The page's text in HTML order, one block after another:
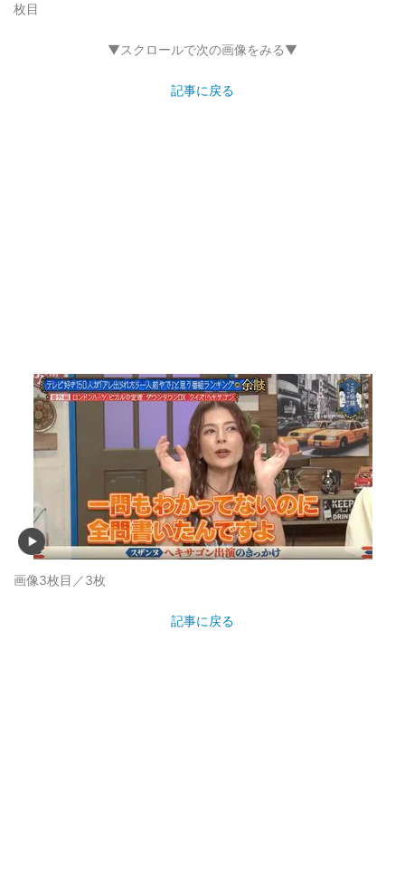
枚目
▼スクロールで次の画像をみる▼
記事に戻る
画像3枚目／3枚
記事に戻る